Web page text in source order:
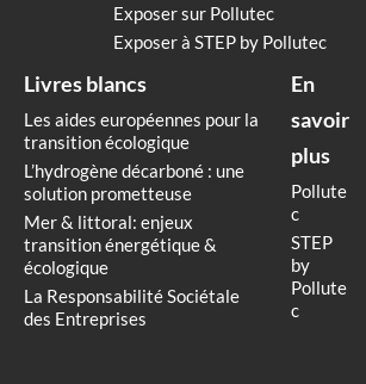
Exposer sur Pollutec
Exposer à STEP by Pollutec
Livres blancs
Les aides européennes pour la
transition écologique
L’hydrogène décarboné : une
solution prometteuse
Mer & littoral: enjeux
transition énergétique &
écologique
La Responsabilité Sociétale
des Entreprises
En
savoir
plus
Pollute
c
STEP
by
Pollute
c